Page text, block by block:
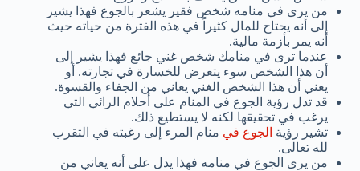
من يرى في منامه شخص فقير يشعر بالجوع فهذا يشير
إلى أنه يحتاج للمال كثيراً في هذه الفترة من حياته حيث
أنه يمر بأزمة مالية.
عندما ترى في منامك شخص غني جائع فهذا يشير إلى
أن هذا الشخص سوء يتعرض للخسارة في تجارته. أو
يعني أن هذا الشخص الغني يعاني من الجفاء والقسوة.
قد تدل رؤية الجوع في المنام على أحلام الرائي التي
يرغب في تحقيقها لكنه لا يستطيع ذلك.
تشير رؤية الجوع في منام المرء إلى رغبته في التقرب
لله تعالى.
من يرى الجوع في منامه فهذا يدل على أنه يعاني من